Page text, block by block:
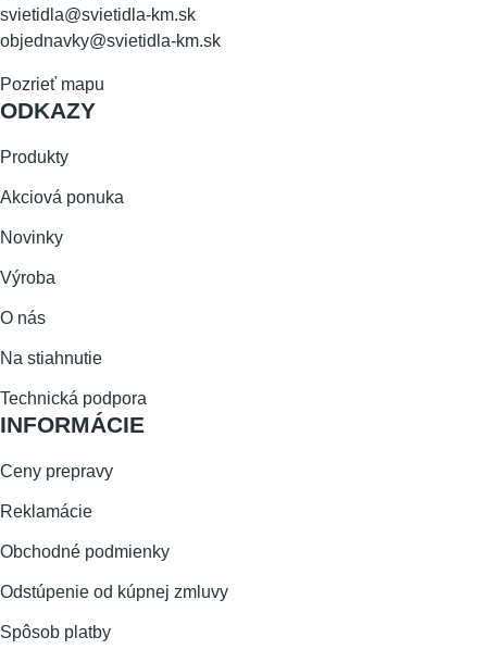
svietidla@svietidla-km.sk
objednavky@svietidla-km.sk
Pozrieť mapu
ODKAZY
Produkty
Akciová ponuka
Novinky
Výroba
O nás
Na stiahnutie
Technická podpora
INFORMÁCIE
Ceny prepravy
Reklamácie
Obchodné podmienky
Odstúpenie od kúpnej zmluvy
Spôsob platby